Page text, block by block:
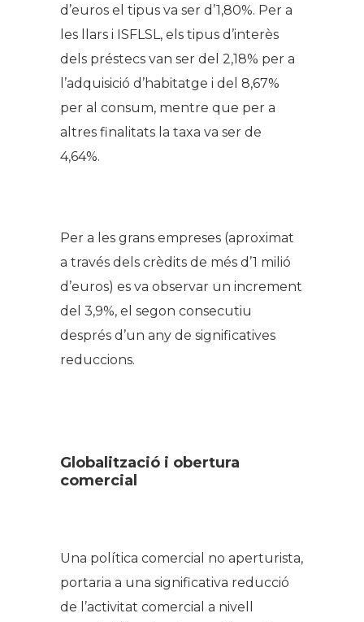
d’euros el tipus va ser d’1,80%. Per a
les llars i ISFLSL, els tipus d’interès
dels préstecs van ser del 2,18% per a
l’adquisició d’habitatge i del 8,67%
per al consum, mentre que per a
altres finalitats la taxa va ser de
4,64%.
Per a les grans empreses (aproximat
a través dels crèdits de més d’1 milió
d’euros) es va observar un increment
del 3,9%, el segon consecutiu
després d’un any de significatives
reduccions.
Globalització i obertura
comercial
Una política comercial no aperturista,
portaria a una significativa reducció
de l’activitat comercial a nivell